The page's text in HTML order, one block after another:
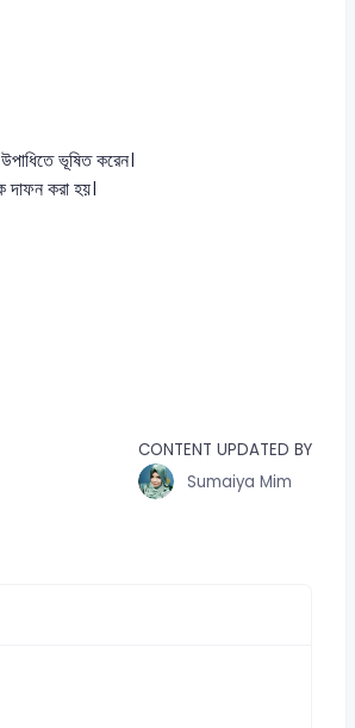
ভূষিত করেন।
দাফন করা হয়।
CONTENT UPDATED BY
Sumaiya Mim